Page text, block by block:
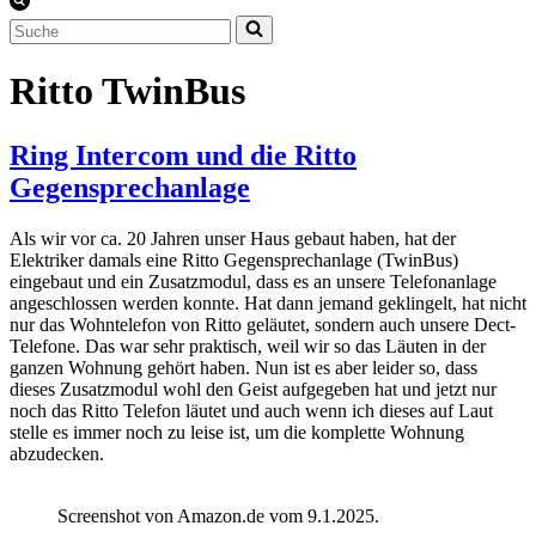
Suchen
nach …
Ritto TwinBus
Ring Intercom und die Ritto
Gegensprechanlage
Als wir vor ca. 20 Jahren unser Haus gebaut haben, hat der
Elektriker damals eine Ritto Gegensprechanlage (TwinBus)
eingebaut und ein Zusatzmodul, dass es an unsere Telefonanlage
angeschlossen werden konnte. Hat dann jemand geklingelt, hat nicht
nur das Wohntelefon von Ritto geläutet, sondern auch unsere Dect-
Telefone. Das war sehr praktisch, weil wir so das Läuten in der
ganzen Wohnung gehört haben. Nun ist es aber leider so, dass
dieses Zusatzmodul wohl den Geist aufgegeben hat und jetzt nur
noch das Ritto Telefon läutet und auch wenn ich dieses auf Laut
stelle es immer noch zu leise ist, um die komplette Wohnung
abzudecken.
Screenshot von Amazon.de vom 9.1.2025.